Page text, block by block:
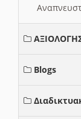
Blogs